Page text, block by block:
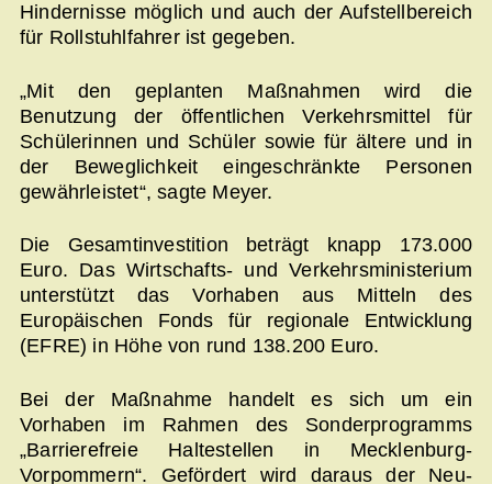
Hindernisse möglich und auch der Aufstellbereich
für Rollstuhlfahrer ist gegeben.
„Mit den geplanten Maßnahmen wird die
Benutzung der öffentlichen Verkehrsmittel für
Schülerinnen und Schüler sowie für ältere und in
der Beweglichkeit eingeschränkte Personen
gewährleistet“, sagte Meyer.
Die Gesamtinvestition beträgt knapp 173.000
Euro. Das Wirtschafts- und Verkehrsministerium
unterstützt das Vorhaben aus Mitteln des
Europäischen Fonds für regionale Entwicklung
(EFRE) in Höhe von rund 138.200 Euro.
Bei der Maßnahme handelt es sich um ein
Vorhaben im Rahmen des Sonderprogramms
„Barrierefreie Haltestellen in Mecklenburg-
Vorpommern“. Gefördert wird daraus der Neu-